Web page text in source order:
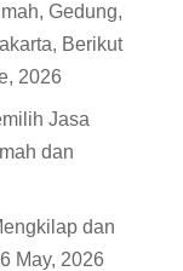
Gedung,
Berikut
2026
Jasa
dan
dan
May, 2026